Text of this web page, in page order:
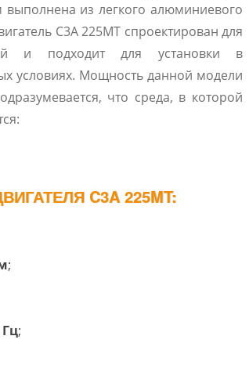
из легкого алюминиевого
C3A 225MT спроектирован для
и подходит для установки в
условиях. Мощность данной модели
что среда, в которой
C3A 225MT:
;
Гц;